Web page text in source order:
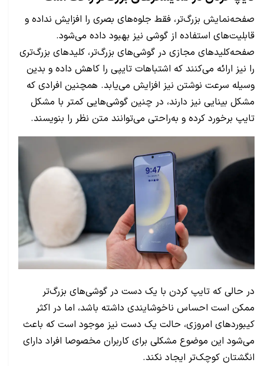
صفحه‌نمایش بزرگ‌تر، فقط جلوه‌های بصری را افزایش نداده و
قابلیت‌های استفاده از گوشی نیز بهبود داده می‌شود.
صفحه‌کلیدهای مجازی در گوشی‌های بزرگ‌تر، کلیدهای بزرگ‌تری
را نیز ارائه می‌کنند که اشتباهات تایپی را کاهش داده و بدین
وسیله سرعت نوشتن نیز افزایش می‌یابد. همچنین افرادی که
مشکل بینایی نیز دارند، در چنین گوشی‌هایی کمتر با مشکل
تایپ برخورد کرده و به‌راحتی می‌توانند متن نظر را بنویسند.
در حالی که تایپ کردن با یک دست در گوشی‌های بزرگ‌تر
ممکن است احساس ناخوشایندی داشته باشد، اما در اکثر
کیبوردهای امروزی، حالت یک دست نیز موجود است که باعث
می‌شود این موضوع مشکلی برای کاربران مخصوصا افراد دارای
انگشتان کوچک‌تر ایجاد نکند.